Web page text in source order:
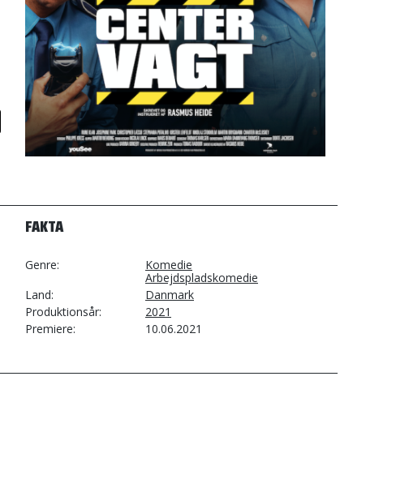
FAKTA
Genre
Komedie
Arbejdspladskomedie
Land
Danmark
Produktionsår
2021
Premiere
10.06.2021